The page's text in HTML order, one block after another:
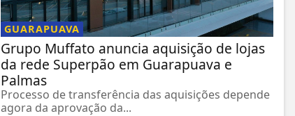
GUARAPUAVA
Grupo Muffato anuncia aquisição de lojas
da rede Superpão em Guarapuava e
Palmas
Processo de transferência das aquisições depende
agora da aprovação da...